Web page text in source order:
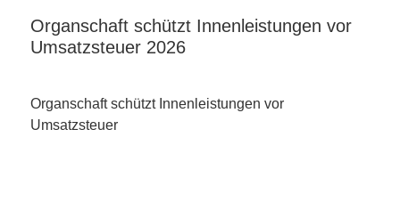
Organschaft schützt Innenleistungen vor
Umsatzsteuer 2026
Organschaft schützt Innenleistungen vor
Umsatzsteuer